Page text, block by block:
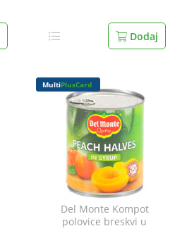
Dodaj
MultiPlusCard
Del Monte Kompot
polovice breskvi u